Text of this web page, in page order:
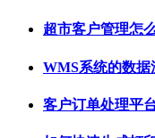
超市客户管理怎
WMS系统的数据
客户订单处理平